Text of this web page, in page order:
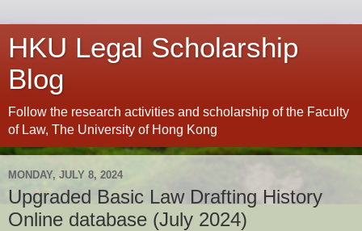
HKU Legal Scholarship
Blog
Follow the research activities and scholarship of the Faculty
of Law, The University of Hong Kong
MONDAY, JULY 8, 2024
Upgraded Basic Law Drafting History
Online database (July 2024)